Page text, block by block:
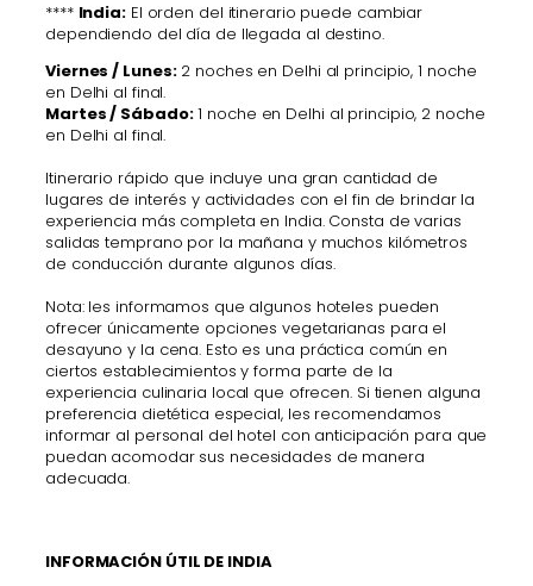
**** India:El orden del itinerario puede cambiar
dependiendo del día de llegada al destino.
Viernes / Lunes:2 noches en Delhi al principio, 1 noche
en Delhi al final.
Martes / Sábado:1 noche en Delhi al principio, 2 noche
en Delhi al final.
Itinerario rápido que incluye una gran cantidad de
lugares de interés y actividades con el fin de brindar la
experiencia más completa en India. Consta de varias
salidas temprano por la mañana y muchos kilómetros
de conducción durante algunos días.
Nota: les informamos que algunos hoteles pueden
ofrecer únicamente opciones vegetarianas para el
desayuno y la cena. Esto es una práctica común en
ciertos establecimientos y forma parte de la
experiencia culinaria local que ofrecen. Si tienen alguna
preferencia dietética especial, les recomendamos
informar al personal del hotel con anticipación para que
puedan acomodar sus necesidades de manera
adecuada.
INFORMACIÓN ÚTIL DE INDIA